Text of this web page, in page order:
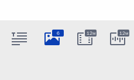
6 12м 12м